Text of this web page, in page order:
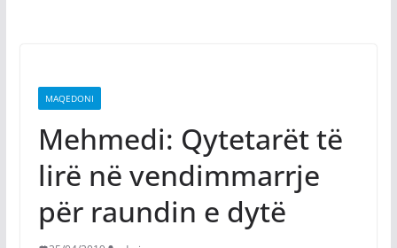
MAQEDONI
Mehmedi: Qytetarët të
lirë në vendimmarrje
për raundin e dytë